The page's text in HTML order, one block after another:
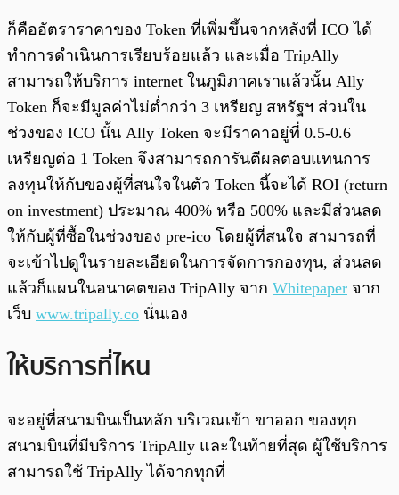
ก็คืออัตราราคาของ Token ที่เพิ่มขึ้นจากหลังที่ ICO ได้
ทำการดำเนินการเรียบร้อยแล้ว และเมื่อ TripAlly
สามารถให้บริการ internet ในภูมิภาคเราแล้วนั้น Ally
Token ก็จะมีมูลค่าไม่ต่ำกว่า 3 เหรียญ สหรัฐฯ ส่วนใน
ช่วงของ ICO นั้น Ally Token จะมีราคาอยู่ที่ 0.5-0.6
เหรียญต่อ 1 Token จึงสามารถการันตีผลตอบแทนการ
ลงทุนให้กับของผู้ที่สนใจในตัว Token นี้จะได้ ROI (return
on investment) ประมาณ 400% หรือ 500% และมีส่วนลด
ให้กับผู้ที่ซื้อในช่วงของ pre-ico โดยผู้ที่สนใจ สามารถที่
จะเข้าไปดูในรายละเอียดในการจัดการกองทุน, ส่วนลด
แล้วก็แผนในอนาคตของ TripAlly จาก Whitepaper จาก
เว็บ www.tripally.co นั่นเอง
ให้บริการที่ไหน
จะอยู่ที่สนามบินเป็นหลัก บริเวณเข้า ขาออก ของทุก
สนามบินที่มีบริการ TripAlly และในท้ายที่สุด ผู้ใช้บริการ
สามารถใช้ TripAlly ได้จากทุกที่